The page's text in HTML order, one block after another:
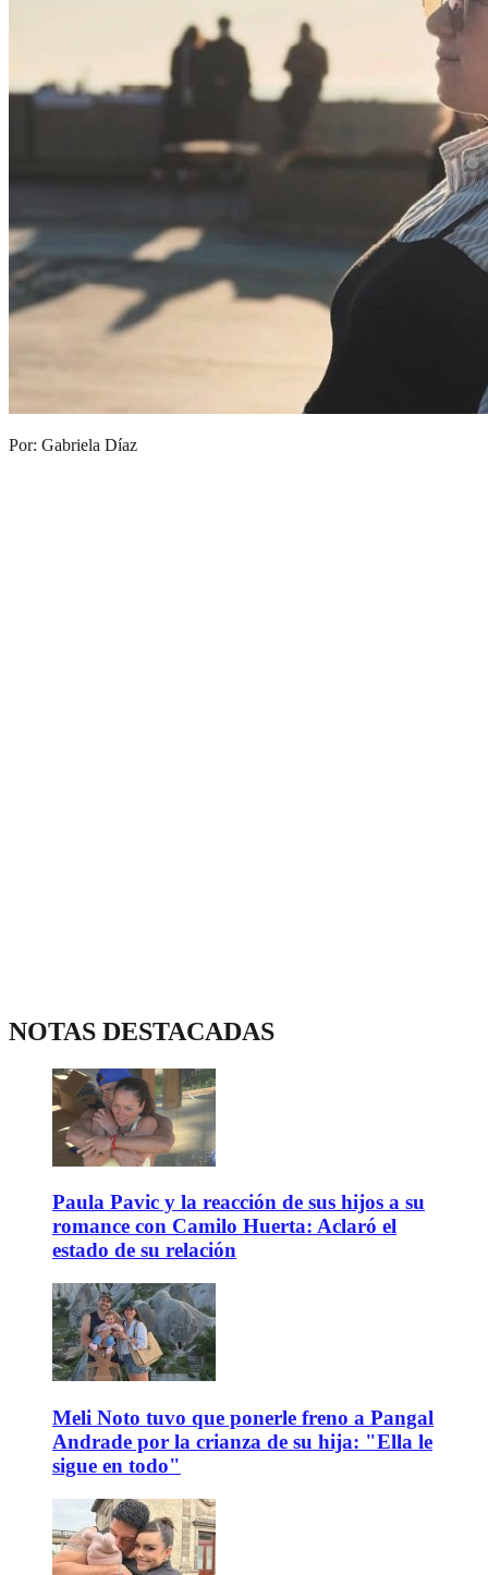
Por: Gabriela Díaz
NOTAS DESTACADAS
Paula Pavic y la reacción de sus hijos a su
romance con Camilo Huerta: Aclaró el
estado de su relación
Meli Noto tuvo que ponerle freno a Pangal
Andrade por la crianza de su hija: "Ella le
sigue en todo"